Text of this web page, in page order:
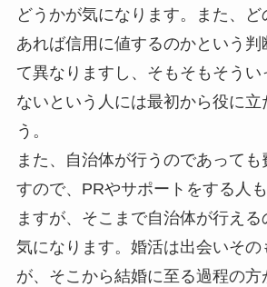
どうかが気になります。また、
あれば信用に値するのかという判
て異なりますし、そもそもそうい
ないという人には最初から役に立
う。
また、自治体が行うのであっても
すので、PRやサポートをする人
ますが、そこまで自治体が行える
気になります。婚活は出会いその
が、そこから結婚に至る過程の